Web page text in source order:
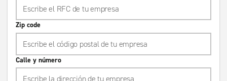
Zip code
Calle y número